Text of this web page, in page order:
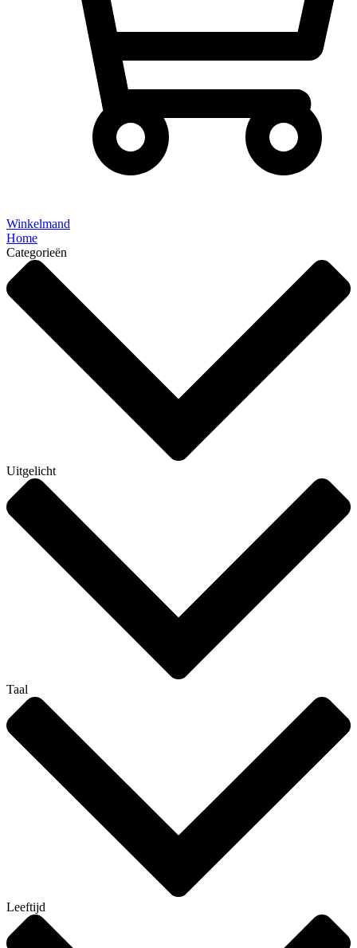
Winkelmand
Home
Categorieën
Uitgelicht
Taal
Leeftijd